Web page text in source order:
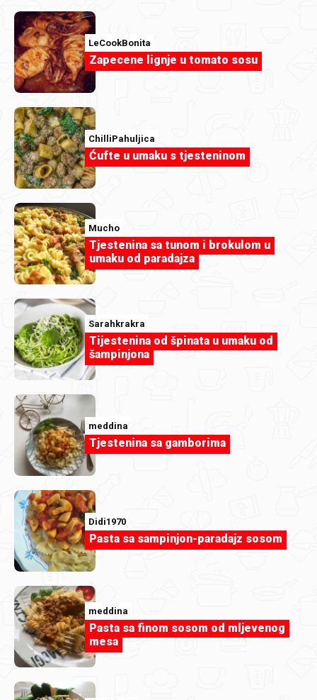
IMG_2025.jpeg
Za moju fruit kolekciju....jpg
duka73
Još slatkiša.jpg
LeCookBonita
Zapecene lignje u tomato sosu
ChilliPahuljica
Ćufte u umaku s tjesteninom
Mucho
Tjestenina sa tunom i brokulom u
umaku od paradajza
Sarahkrakra
Tijestenina od špinata u umaku od
šampinjona
meddina
Tjestenina sa gamborima
Didi1970
Pasta sa sampinjon-paradajz sosom
meddina
Pasta sa finom sosom od mljevenog
mesa